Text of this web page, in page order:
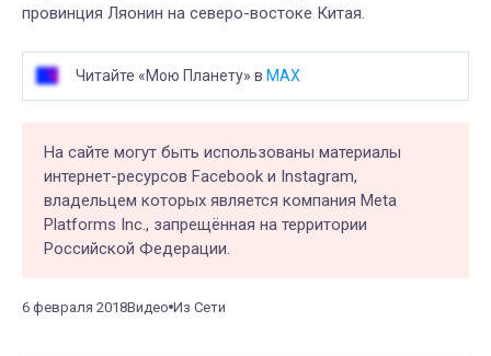
провинция Ляонин на северо-востоке Китая.
Читайте «Мою Планету» в MAX
На сайте могут быть использованы материалы
интернет-ресурсов Facebook и Instagram,
владельцем которых является компания Meta
Platforms Inc., запрещённая на территории
Российской Федерации.
6 февраля 2018Видео Из Сети